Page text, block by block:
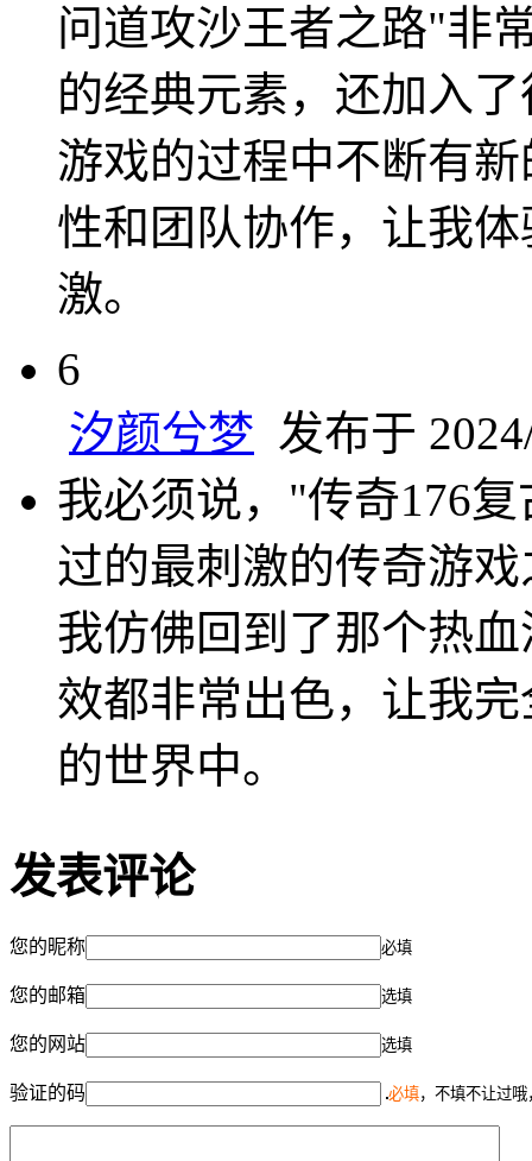
问道攻沙王者之路"非
的经典元素，还加入
游戏的过程中不断有
性和团队协作，让我
激。
6
汐颜兮梦 发布于
我必须说，"传奇176
过的最刺激的传奇游
我仿佛回到了那个热
效都非常出色，让我
的世界中。
发表评论
您的昵称 必填
您的邮箱 选填
您的网站 选填
验证的码 必填，不填不让过